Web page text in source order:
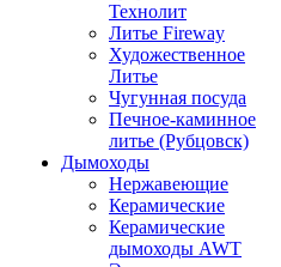
Технолит
Литье Fireway
Художественное
Литье
Чугунная посуда
Печное-каминное
литье (Рубцовск)
Дымоходы
Нержавеющие
Керамические
Керамические
дымоходы AWT